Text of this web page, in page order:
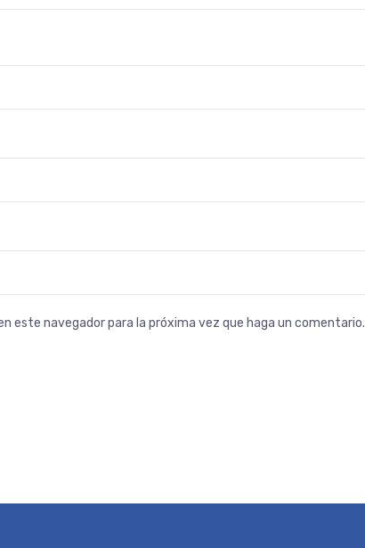
este navegador para la próxima vez que haga un comentario.